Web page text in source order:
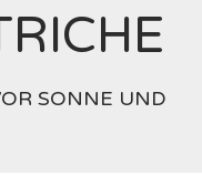
SONNE UND